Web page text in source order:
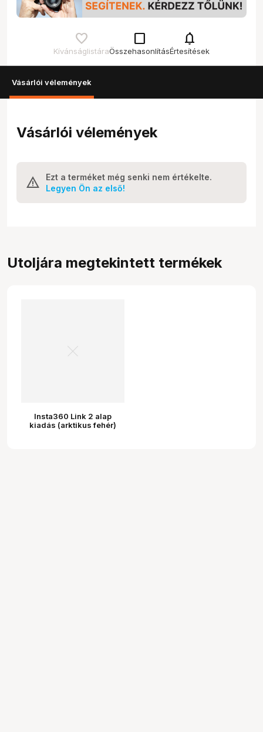
Kívánságlistára
check_box_outline_blank
Összehasonlítás
notifications
Értesítések
Vásárlói vélemények
Vásárlói vélemények
Ezt a terméket még senki nem értékelte.
Legyen Ön az első!
Utoljára megtekintett termékek
Insta360 Link 2 alap
kiadás (arktikus fehér)